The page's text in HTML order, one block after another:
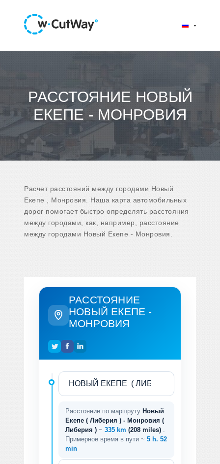
РАССТОЯНИЕ НОВЫЙ
ЕКЕПЕ - МОНРОВИЯ
Расчет расстояний между городами Новый
Екепе , Монровия. Наша карта автомобильных
дорог помогает быстро определять расстояния
между городами, как, например, расстояние
между городами Новый Екепе - Монровия.
РАССТОЯНИЕ
НОВЫЙ ЕКЕПЕ -
МОНРОВИЯ
Расстояние по маршруту Новый
Екепе ( Либерия ) - Монровия (
Либерия ) ~ 335 km (208 miles)
Примерное время в пути ~ 5 h. 52
min